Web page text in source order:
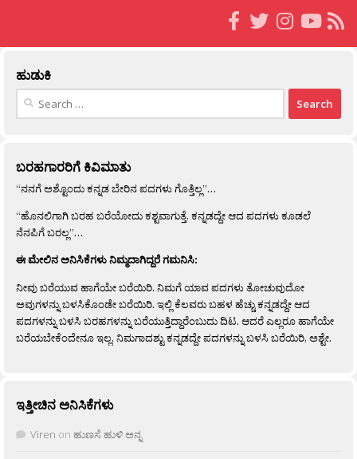
ಹುಡುಕಿ
Search
ಬರಹಗಾರರಿಗೆ ಕಿವಿಮಾತು
“ನನಗೆ ಅಶ್ಟೊಂದು ಕನ್ನಡ ಬೇರಿನ ಪದಗಳು ಗೊತ್ತಿಲ್ಲ”…
“ಹೊನಲಿಗಾಗಿ ಬರಹ ಬರೆಯೋದು ಕಶ್ಟವಾಗುತ್ತೆ. ಕನ್ನಡದ್ದೇ ಆದ ಪದಗಳು ಕೂಡಲೆ
ನೆನಪಿಗೆ ಬರಲ್ಲ”…
ಈ ಮೇಲಿನ ಅನಿಸಿಕೆಗಳು ನಿಮ್ಮದಾಗಿದ್ದರೆ ಗಮನಿಸಿ:
ನೀವು ಬರೆಯುವ ಹಾಗೆಯೇ ಬರೆಯಿರಿ. ನಿಮಗೆ ಯಾವ ಪದಗಳು ತೋಚುವುದೋ
ಅವುಗಳನ್ನು ಬಳಸಿಕೊಂಡೇ ಬರೆಯಿರಿ. ಇಲ್ಲಿ ಕೆಲವರು ಬಹಳ ಹೆಚ್ಚು ಕನ್ನಡದ್ದೇ ಆದ
ಪದಗಳನ್ನು ಬಳಸಿ ಬರಹಗಳನ್ನು ಬರೆಯುತ್ತಿದ್ದಾರೆಂಬುದು ದಿಟ. ಆದರೆ ಎಲ್ಲರೂ ಹಾಗೆಯೇ
ಬರೆಯಬೇಕೆಂದೇನೂ ಇಲ್ಲ. ನಿಮಗಾದಶ್ಟು ಕನ್ನಡದ್ದೇ ಪದಗಳನ್ನು ಬಳಸಿ ಬರೆಯಿರಿ, ಅಶ್ಟೇ.
ಇತ್ತೀಚಿನ ಅನಿಸಿಕೆಗಳು
Viren on ಹುಣಸೆ ಹುಳಿ ಅನ್ನ